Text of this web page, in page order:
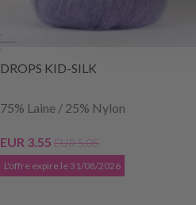
DROPS KID-SILK
75% Laine / 25% Nylon
EUR 3.55 EUR 5.05
L'offre expire le 31/08/2026